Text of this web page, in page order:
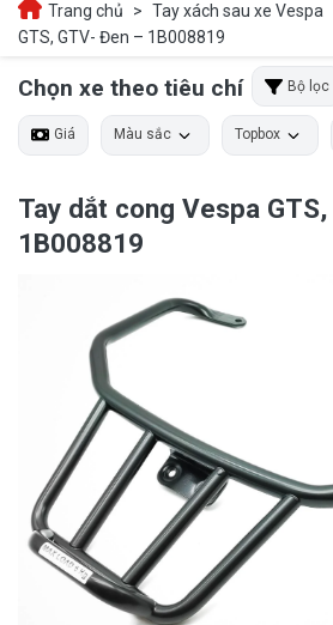
Trang chủ > Tay xách sau xe Vespa
GTS, GTV- Đen – 1B008819
Chọn xe theo tiêu chí Bộ lọc
Giá Màu sắc Topbox
Tay dắt cong Vespa
1B008819